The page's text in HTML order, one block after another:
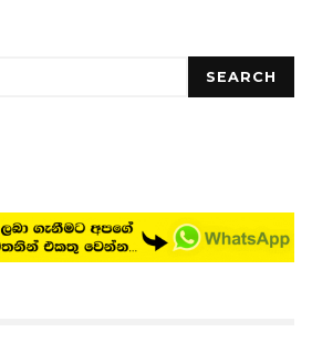
SEARCH